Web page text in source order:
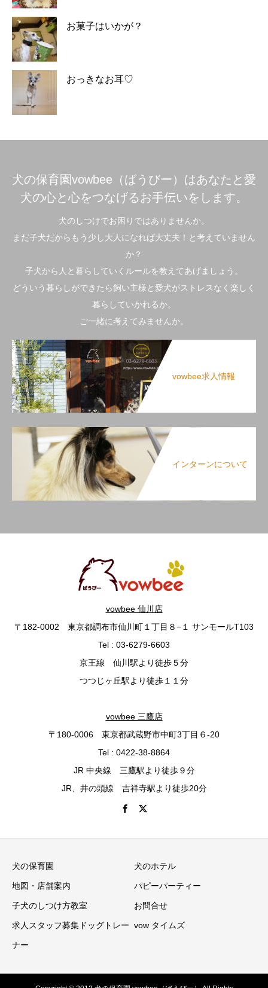
お菓子はいかが？
おっきなお耳♡
犬の保育園vowbee（ばうびー）はあなたと愛
犬の心と心をつなげるお手伝いをします。
犬のしつけでお困りではありませんか。
まだ子犬だからもう少し大人になれば大丈夫！と考えていません
か？
子犬から人と暮らしていくルールを教えてあげましょう。
どういう暮らしができたら飼い主様と愛犬がストレスなく楽しく
暮らしていかれるか。
ご一緒に考えてみませんか。
vowbee求人情報
インターンについて
vowbee 仙川店
〒182-0002 東京都調布市仙川町１丁目８−１ サンモールT103
Tel : 03-6279-6603
京王線 仙川駅より徒歩５分
つつじヶ丘駅より徒歩１１分
vowbee 三鷹店
〒180-0006 東京都武蔵野市中町3丁目６-20
Tel : 0422-38-8864
JR 中央線 三鷹駅より徒歩９分
JR、井の頭線 吉祥寺駅より徒歩20分
犬の保育園 犬のホテル
地図・店舗案内 パピーパーティー
子犬のしつけ方教室 お問合せ
求人スタッフ募集ドッグトレー
ナー
vow タイムズ